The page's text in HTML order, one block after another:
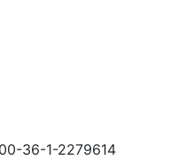
36-1-2279614